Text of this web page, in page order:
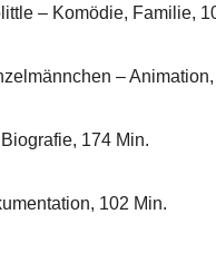
– Komödie, Familie,
–
174 Min.
102 Min.